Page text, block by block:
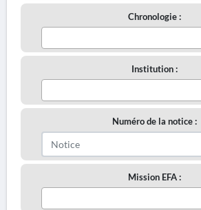
Chronologie :
Institution :
Numéro de la notice :
Mission EFA :